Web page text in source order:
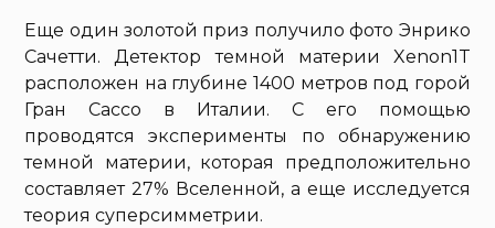
Еще один золотой приз получило фото Энрико
Сачетти. Детектор темной материи Xenon1T
расположен на глубине 1400 метров под горой
Гран Сассо в Италии. С его помощью
проводятся эксперименты по обнаружению
темной материи, которая предположительно
составляет 27% Вселенной, а еще исследуется
теория суперсимметрии.